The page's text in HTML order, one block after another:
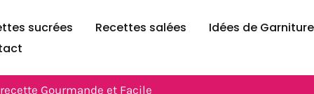
sucrées Recettes salées Idées de
Gourmande et Facile